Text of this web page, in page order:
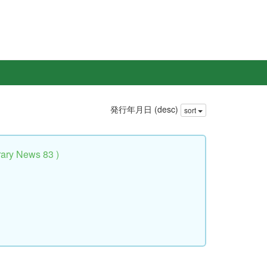
発行年月日 (desc) sort
News 83 )